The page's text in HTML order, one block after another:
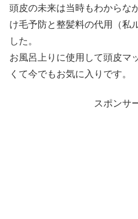
頭皮の未来は当時もわからな
け毛予防と整髪料の代用（私
した。
お風呂上りに使用して頭皮マ
くて今でもお気に入りです。
スポンサ